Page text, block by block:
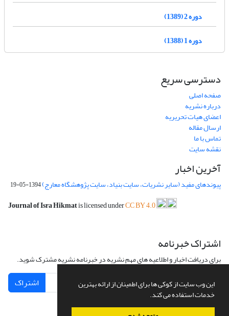
این وب سایت از کوکی ها برای اطمینان از ارائه بهترین
خدمات استفاده می کند.
دوره 2 (1389)
دوره 1 (1388)
دسترسی سریع
صفحه اصلی
درباره نشریه
اعضای هیات تحریریه
ارسال مقاله
تماس با ما
نقشه سایت
آخرین اخبار
پیوندهای مفید (سایر نشریات، سایت بنیاد، سایت پژوهشگاه معارج)1394-05-19
Journal of Isra Hikmatis licensed underCC BY 4.0
اشتراک خبرنامه
برای دریافت اخبار و اطلاعیه های مهم نشریه در خبرنامه نشریه مشترک شوید.
اشتراک